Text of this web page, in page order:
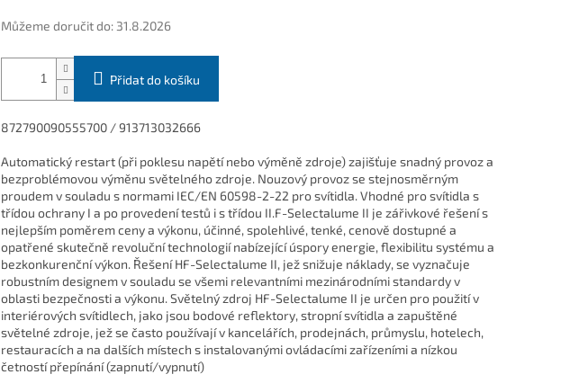
Můžeme doručit do:31.8.2026
Přidat do košíku
872790090555700 / 913713032666
Automatický restart (při poklesu napětí nebo výměně zdroje) zajišťuje snadný provoz a
bezproblémovou výměnu světelného zdroje. Nouzový provoz se stejnosměrným
proudem v souladu s normami IEC/EN 60598-2-22 pro svítidla. Vhodné pro svítidla s
třídou ochrany I a po provedení testů i s třídou II.F-Selectalume II je zářivkové řešení s
nejlepším poměrem ceny a výkonu, účinné, spolehlivé, tenké, cenově dostupné a
opatřené skutečně revoluční technologií nabízející úspory energie, flexibilitu systému a
bezkonkurenční výkon. Řešení HF-Selectalume II, jež snižuje náklady, se vyznačuje
robustním designem v souladu se všemi relevantními mezinárodními standardy v
oblasti bezpečnosti a výkonu. Světelný zdroj HF-Selectalume II je určen pro použití v
interiérových svítidlech, jako jsou bodové reflektory, stropní svítidla a zapuštěné
světelné zdroje, jež se často používají v kancelářích, prodejnách, průmyslu, hotelech,
restauracích a na dalších místech s instalovanými ovládacími zařízeními a nízkou
četností přepínání (zapnutí/vypnutí)